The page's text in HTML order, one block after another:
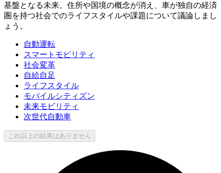
基盤となる未来。住所や国境の概念が消え、車が独自の経済
圏を持つ社会でのライフスタイルや課題について議論しまし
ょう。
自動運転
スマートモビリティ
社会変革
自給自足
ライフスタイル
モバイルシティズン
未来モビリティ
次世代自動車
これ以上の結果はありません